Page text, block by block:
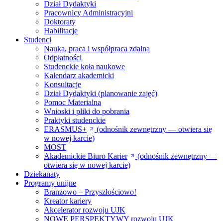
Dział Dydaktyki
Pracownicy Administracyjni
Doktoraty
Habilitacje
Studenci
Nauka, praca i współpraca zdalna
Odpłatności
Studenckie koła naukowe
Kalendarz akademicki
Konsultacje
Dział Dydaktyki (planowanie zajęć)
Pomoc Materialna
Wnioski i pliki do pobrania
Praktyki studenckie
ERASMUS+
(odnośnik zewnętrzny — otwiera się
w nowej karcie)
MOST
Akademickie Biuro Karier
(odnośnik zewnętrzny —
otwiera się w nowej karcie)
Dziekanaty
Programy unijne
Branżowo – Przyszłościowo!
Kreator kariery
Akcelerator rozwoju UJK
NOWE PERSPEKTYWY rozwoju UJK